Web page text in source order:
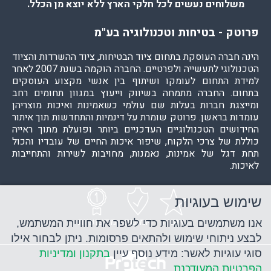
משלוחים נעשים לכל חלקי הארץ ללא יוצא מן הכלל.
פרוטק - בטיחות וטכנולוגיה בע"מ
הינה חברה העוסקת בתחום ציוד הבטיחות, ציוד ההשרדות והציוד
הטכנולוגי לתעשייה ולפרטיים. החברה הוקמה בשנת 2007 לאחר
למידת התחום לעומקו ושיתוף בין אנשי מקצוע העוסקים
בתחום. החברה מתמחה בשיווק וייעוץ במגוון תחומים רחב
ומייצגת חברות בעלות שם עולמי כשאמינות ואיכות מוצריהן
עומדות בראשן. פרוטק שומרת על דינמיות והתחדשות תוך איתור
החידושים הטכנולוגיים העדכניים ביותר ופועלת מתוך ראייה
כוללת של צרכי הלקוח, שיפור איכות החיים של עובדיו והכול
תחת דגל של אמינות, נאמנות, מחויבות לשירות והתחייבות
לאיכות.
איכות אמינות מקצועיות
שימוש בעוגיות
אנו משתמשים בעוגיות כדי לשפר את חוויית המשתמש,
לבצע ניתוחי שימוש ולהתאים פרסומות. ניתן לבחור אילו
סוגי עוגיות לאשר: מידע נוסף עיין בתקנון ומדיניות
הפרטיות המעודכנת